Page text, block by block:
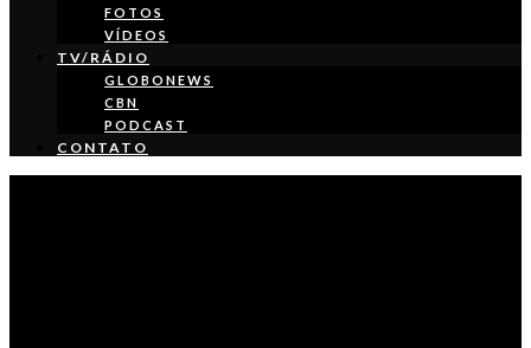
FOTOS
VÍDEOS
TV/RÁDIO
GLOBONEWS
CBN
PODCAST
CONTATO